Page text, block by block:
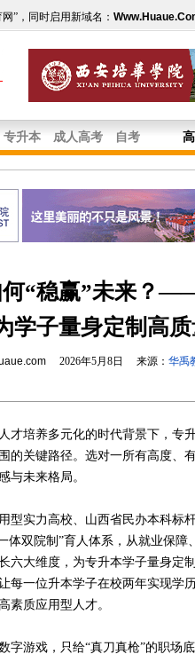
”，同时启用新域名：
专升本 成人高考 自考
何“稳赢”未来？
学子量身定制高
2026年5月8日 来源： 华禹
培养多元化的时代背景下，专
的关键路径。选对一所有高度、
与未来格局。
型实力高校、山西省民办本科标
体双院制”育人体系，从就业保障
六大维度，为专升本学子量身定
每一位升本学子在校两年实现学
素质应用型人才。
戏，只给“真刀真枪”的职场